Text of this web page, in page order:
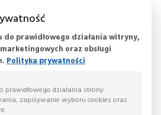
do prawidłowego działania witryny,
oraz obsługi
Polityka prywatności
prawidłowego działania strony.
zapisywanie wyboru cookies oraz